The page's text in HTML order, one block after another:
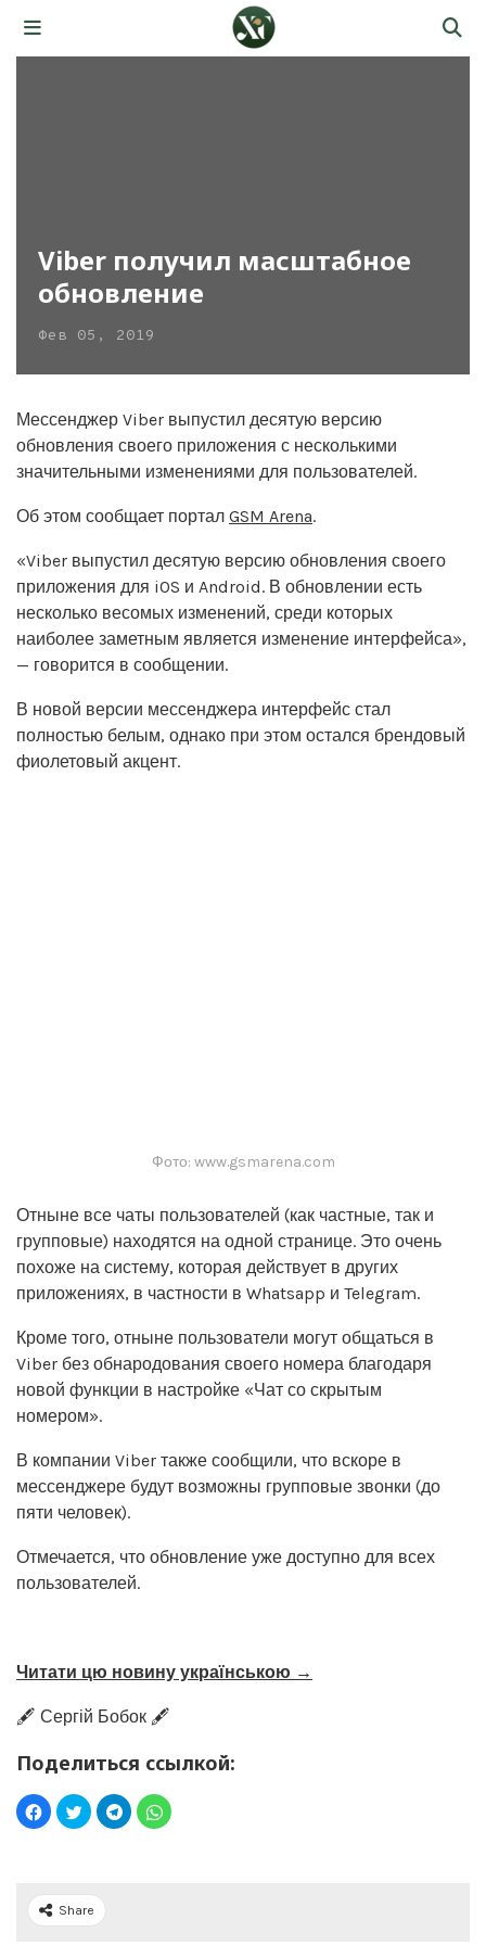
Viber получил масштабное
обновление
Фев 05, 2019
Мессенджер Viber выпустил десятую версию
обновления своего приложения с несколькими
значительными изменениями для пользователей.
Об этом сообщает портал GSM Arena.
«Viber выпустил десятую версию обновления своего
приложения для iOS и Android. В обновлении есть
несколько весомых изменений, среди которых
наиболее заметным является изменение интерфейса»,
— говорится в сообщении.
В новой версии мессенджера интерфейс стал
полностью белым, однако при этом остался брендовый
фиолетовый акцент.
Фото: www.gsmarena.com
Отныне все чаты пользователей (как частные, так и
групповые) находятся на одной странице. Это очень
похоже на систему, которая действует в других
приложениях, в частности в Whatsapp и Telegram.
Кроме того, отныне пользователи могут общаться в
Viber без обнародования своего номера благодаря
новой функции в настройке «Чат со скрытым
номером».
В компании Viber также сообщили, что вскоре в
мессенджере будут возможны групповые звонки (до
пяти человек).
Отмечается, что обновление уже доступно для всех
пользователей.
Читати цю новину українською →
🖋️ Сергій Бобок 🖋️
Поделиться ссылкой:
Share